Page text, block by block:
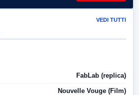
VEDI TUTTI
FabLab (replica)
Nouvelle Vouge (Film)